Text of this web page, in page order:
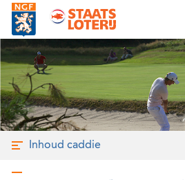
Inhoud caddie